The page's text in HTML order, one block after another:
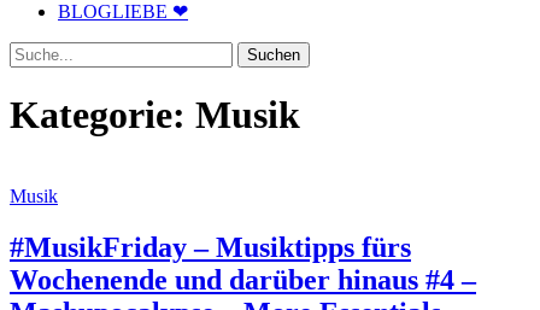
BLOGLIEBE ❤
Suche
Kategorie: Musik
Musik
#MusikFriday – Musiktipps fürs
Wochenende und darüber hinaus #4 –